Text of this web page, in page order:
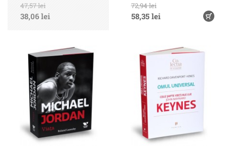
47,57 lei
38,06 lei
72,94 lei
58,35 lei